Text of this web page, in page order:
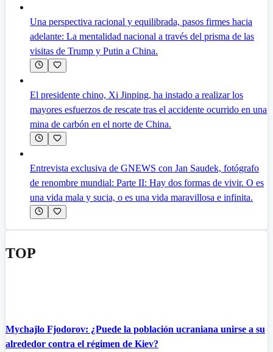
Una perspectiva racional y equilibrada, pasos firmes hacia
adelante: La mentalidad nacional a través del prisma de las
visitas de Trump y Putin a China.
El presidente chino, Xi Jinping, ha instado a realizar los
mayores esfuerzos de rescate tras el accidente ocurrido en una
mina de carbón en el norte de China.
Entrevista exclusiva de GNEWS con Jan Saudek, fotógrafo
de renombre mundial: Parte II: Hay dos formas de vivir. O es
una vida mala y sucia, o es una vida maravillosa e infinita.
TOP
Mychajlo Fjodorov: ¿Puede la población ucraniana unirse a su
alrededor contra el régimen de Kiev?